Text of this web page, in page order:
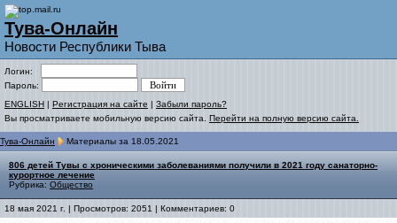
Тува-Онлайн
Новости Республики Тыва
Логин:
Пароль:
ENGLISH | Регистрация на сайте | Забыли пароль?
Вы просматриваете мобильную версию сайта. Перейти на полную версию сайта.
Тува-Онлайн Материалы за 18.05.2021
806 детей Тувы с хроническими заболеваниями получили в 2021 году санаторно-
курортное лечение
Рубрика: Общество
18 мая 2021 г. | Просмотров: 2051 | Комментариев: 0